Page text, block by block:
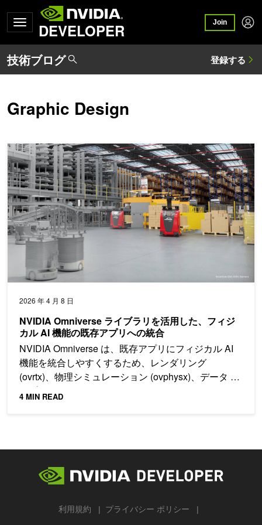
DEVELOPER Join
Graphic Design
2026 年 4 月 8 日
NVIDIA Omniverse ライブラリを活用した、フィジ
カル AI 機能の既存アプリへの統合
NVIDIA Omniverse は、既存アプリにフィジカル AI
機能を統合しやすくするため、レンダリング
(ovrtx)、物理シミュレーション (ovphysx)、データ パ
イプライン (ovstorage) を C API として公開していま
4 MIN READ
NVIDIA Omniverse ライブラリを活用した、フィジカル AI 機能
利用規約 プライバシー ポリシー